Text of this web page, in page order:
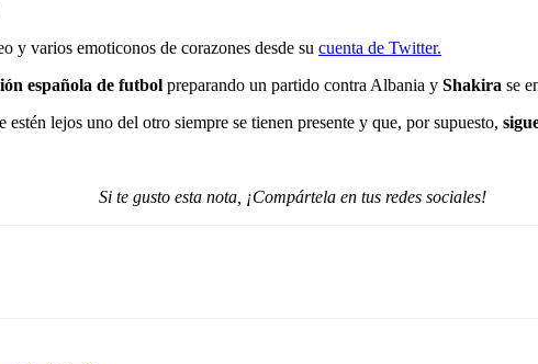
y varios emoticonos de corazones desde su cuenta de Twitter.
española de futbol preparando un partido contra Albania y Shakira se
lejos uno del otro siempre se tienen presente y que, por supuesto,
Si te gusto esta nota, ¡Compártela en tus redes sociales!